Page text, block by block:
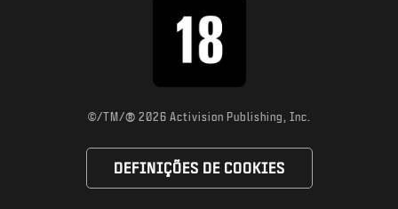
©/TM/® 2026 Activision Publishing, Inc.
DEFINIÇÕES DE COOKIES